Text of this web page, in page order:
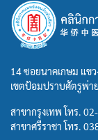
14 ซอยนาคเกษม แข
เขตป้อมปราบศัตรูพ่า
สาขากรุงเทพ โทร.
สาขาศรีราชา โทร.